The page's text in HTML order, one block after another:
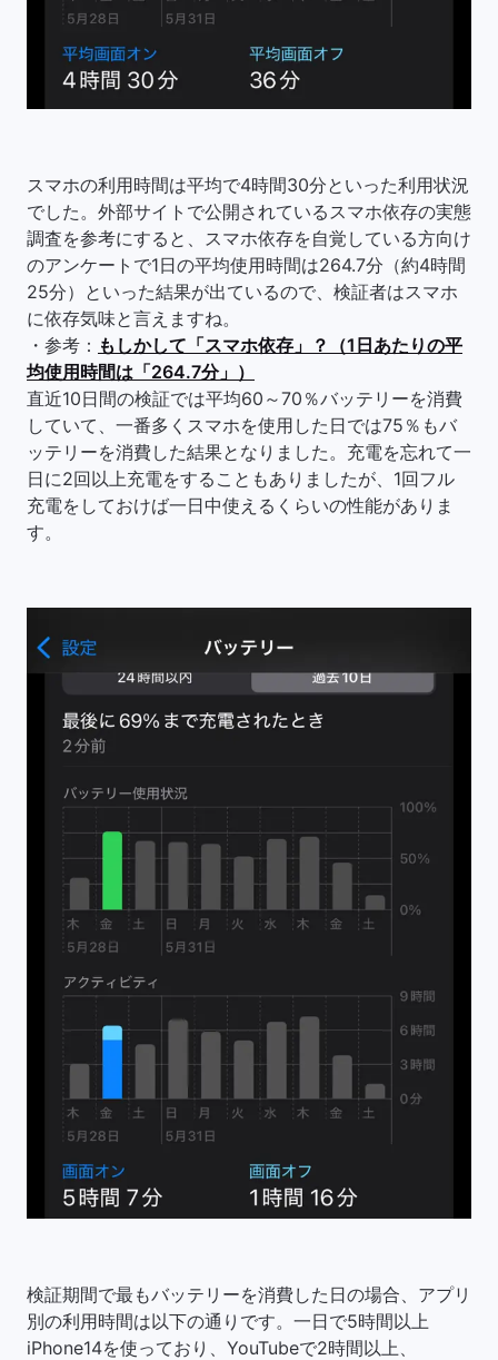
スマホの利用時間は平均で4時間30分といった利用状況
でした。外部サイトで公開されているスマホ依存の実態
調査を参考にすると、スマホ依存を自覚している方向け
のアンケートで1日の平均使用時間は264.7分（約4時間
25分）といった結果が出ているので、検証者はスマホ
に依存気味と言えますね。
・参考： もしかして「スマホ依存」？（1日あたりの平
均使用時間は「264.7分」）
直近10日間の検証では平均60～70％バッテリーを消費
していて、一番多くスマホを使用した日では75％もバ
ッテリーを消費した結果となりました。充電を忘れて一
日に2回以上充電をすることもありましたが、1回フル
充電をしておけば一日中使えるくらいの性能がありま
す。
検証期間で最もバッテリーを消費した日の場合、アプリ
別の利用時間は以下の通りです。一日で5時間以上
iPhone14を使っており、YouTubeで2時間以上、